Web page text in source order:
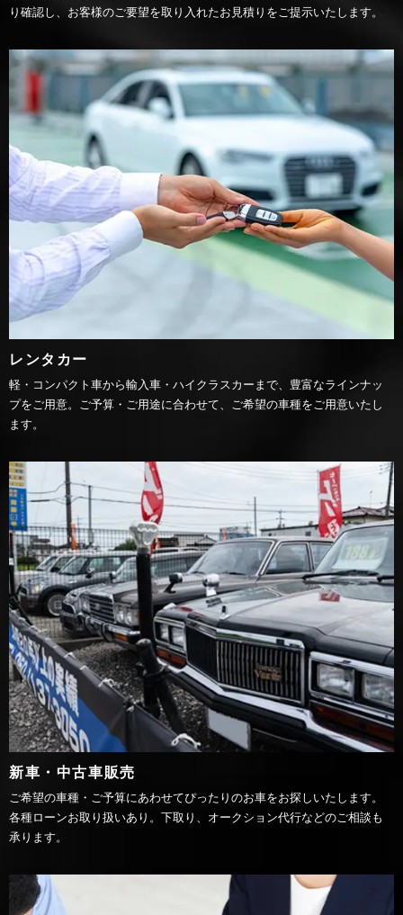
り確認し、お客様のご要望を取り入れたお見積りをご提示いたします。
レンタカー
軽・コンパクト車から輸入車・ハイクラスカーまで、豊富なラインナッ
プをご用意。ご予算・ご用途に合わせて、ご希望の車種をご用意いたし
ます。
新車・中古車販売
ご希望の車種・ご予算にあわせてぴったりのお車をお探しいたします。
各種ローンお取り扱いあり。下取り、オークション代行などのご相談も
承ります。